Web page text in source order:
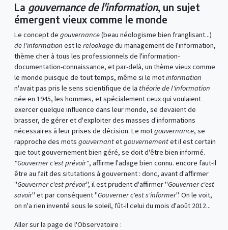
La gouvernance de l'information, un sujet
émergent vieux comme le monde
Le concept de gouvernance(beau néologisme bien franglisant...)
de l'information est le relookagedu management de l'information,
thème cher à tous les professionnels de l'information-
documentation-connaissance, et par-delà, un thème vieux comme
le monde puisque de tout temps, même si le motinformation
n'avait pas pris le sens scientifique de la théorie de l'information
née en 1945, les hommes, et spécialement ceux qui voulaient
exercer quelque influence dans leur monde, se devaient de
brasser, de gérer et d'exploiter des masses d'informations
nécessaires à leur prises de décision. Le motgouvernance, se
rapproche des mots gouvernantetgouvernementet il est certain
que tout gouvernement bien géré, se doit d'être bien informé.
"Gouverner c'est prévoir", affirme l'adage bien connu. encore faut-il
être au fait des situtations à gouvernent : donc, avant d'affirmer
"Gouverner c'est prévoir", il est prudent d'affirmer "Gouverner c'est
savoir" et par conséquent "Gouverner c'est s'informer". On le voit,
on n'a rien inventé sous le soleil, fût-il celui du mois d'août 2012...
Aller sur la page de l'Observatoire :